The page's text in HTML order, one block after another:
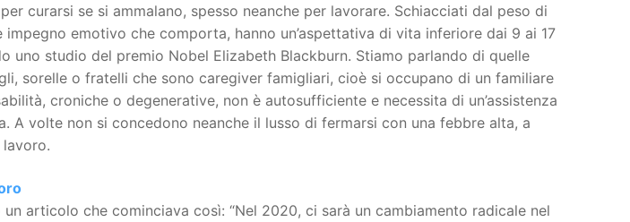
curarsi se si ammalano, spesso neanche per lavorare. Schiacciati dal peso di
impegno emotivo che comporta, hanno un’aspettativa di vita inferiore dai 9 ai 17
uno studio del premio Nobel Elizabeth Blackburn. Stiamo parlando di quelle
sorelle o fratelli che sono caregiver famigliari, cioè si occupano di un familiare
croniche o degenerative, non è autosufficiente e necessita di un’assistenza
A volte non si concedono neanche il lusso di fermarsi con una febbre alta, a
articolo che cominciava così: “Nel 2020, ci sarà un cambiamento radicale nel